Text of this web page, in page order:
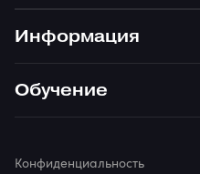
Информация
Обучение
Конфиденциальность